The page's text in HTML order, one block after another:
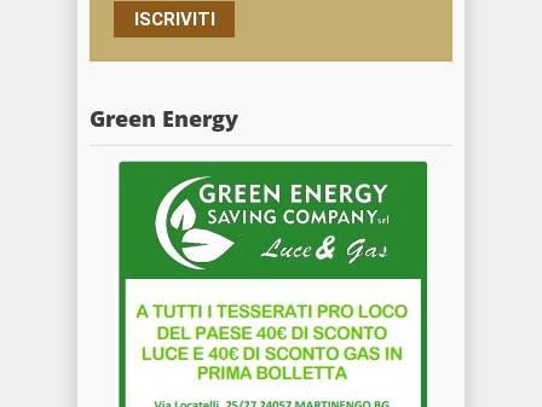
ISCRIVITI
Green Energy